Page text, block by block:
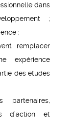
dans
;
;
remplacer
expérience
des études
d’action et